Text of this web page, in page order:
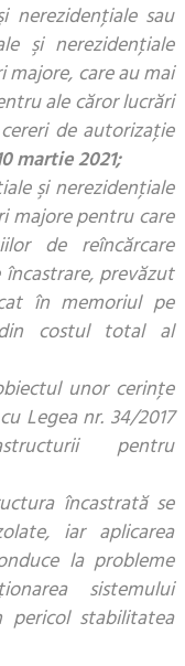
nerezidenţiale sau
şi nerezidenţiale
majore, care au mai
ale căror lucrări
de autorizaţie
martie 2021;
şi nerezidenţiale
majore pentru care
de reîncărcare
prevăzut
în memoriul pe
din costul total al
unor cerinţe
Legea nr. 34/2017
pentru
încastrată se
iar aplicarea
la probleme
sistemului
stabilitatea